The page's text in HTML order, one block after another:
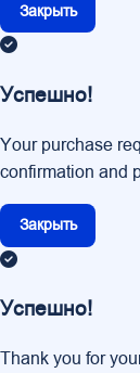
Закрыть
Успешно!
Your purchase
confirmation and
Закрыть
Успешно!
Thank you for